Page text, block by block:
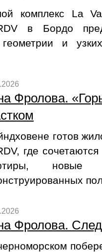
комплекс La
в Бордо
и
Фролова.
готов
где
Фролова.